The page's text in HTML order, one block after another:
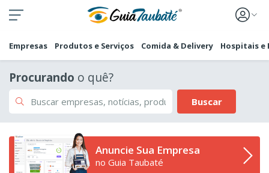
Empresas Produtos e Serviços Comida & Delivery Hospitais e
Procurando o quê?
Buscar
Anuncie Sua Empresa
no Guia Taubaté